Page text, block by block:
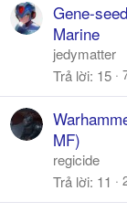
Gene-
Marine
jedymatter
Trả lời 15
MF)
regicide
Trả lời 11